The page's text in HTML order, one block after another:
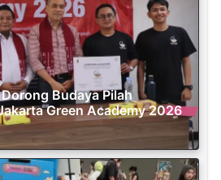
Budaya Pilah
Green Academy 2026